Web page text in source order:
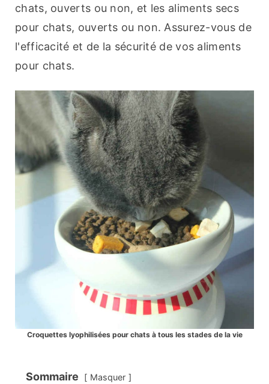
chats, ouverts ou non, et les aliments secs
pour chats, ouverts ou non. Assurez-vous de
l'efficacité et de la sécurité de vos aliments
pour chats.
Croquettes lyophilisées pour chats à tous les stades de la vie
Sommaire Masquer